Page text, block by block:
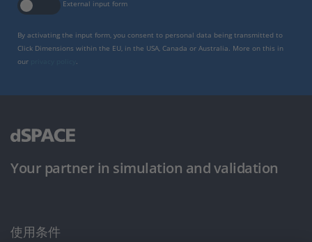
External input form
By activating the input form, you consent to personal data being transmitted to
Click Dimensions within the EU, in the USA, Canada or Australia. More on this in
our
Your partner in simulation and validation
使用条件